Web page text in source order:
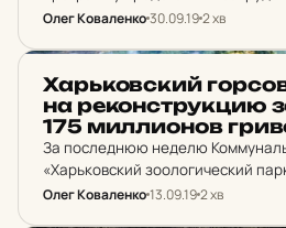
зоопарка ученикам гимназии №6
Олег Коваленко30.09.192 хв
Харь­ков­ский
на ре­кон­струк­цию
175 мил­ли­о­нов
За последнюю неделю
«Харьковский зоологический
договоров на реконструкцию
Олег Коваленко13.09.192 хв